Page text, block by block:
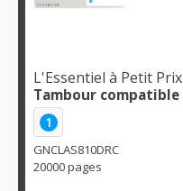
L'Essentiel à Petit Prix
Tambour compatible
1
GNCLAS810DRC
20000 pages